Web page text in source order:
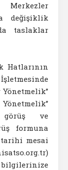
Merkezler
değişiklik
taslaklar
Hatlarının
ve
formuna
tarihi mesai